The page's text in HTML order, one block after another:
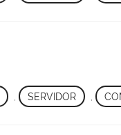
, SERVIDOR ,